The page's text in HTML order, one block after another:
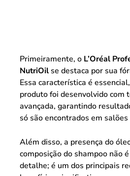
Primeiramente, o L’Oréal
NutriOil se destaca por sua
Essa característica é
produto foi desenvolvido com
avançada, garantindo
só são encontrados em salões
Além disso, a presença do
composição do shampoo não
detalhe; é um dos principais